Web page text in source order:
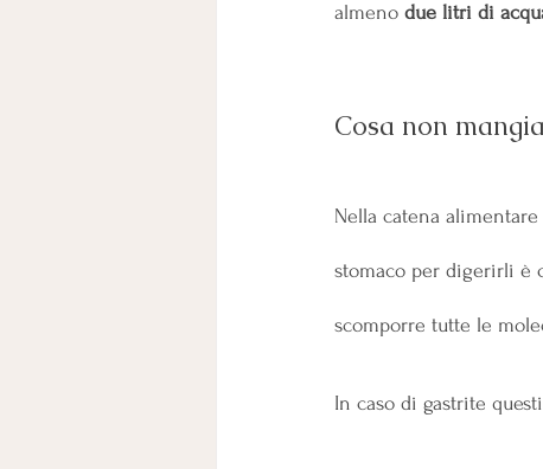
almeno due litri di
Cosa non
Nella catena
stomaco per digerirli è
scomporre tutte le
In caso di gastrite